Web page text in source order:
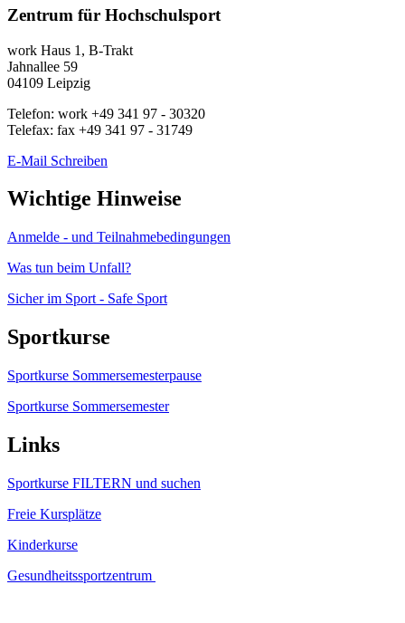
Zentrum für Hochschulsport
work Haus 1, B-Trakt
Jahnallee 59
04109 Leipzig
Telefon: work +49 341 97 - 30320
Telefax: fax +49 341 97 - 31749
E-Mail Schreiben
Wichtige Hinweise
Anmelde - und Teilnahmebedingungen
Was tun beim Unfall?
Sicher im Sport - Safe Sport
Sportkurse
Sportkurse Sommersemesterpause
Sportkurse Sommersemester
Links
Sportkurse FILTERN und suchen
Freie Kursplätze
Kinderkurse
Gesundheitssportzentrum